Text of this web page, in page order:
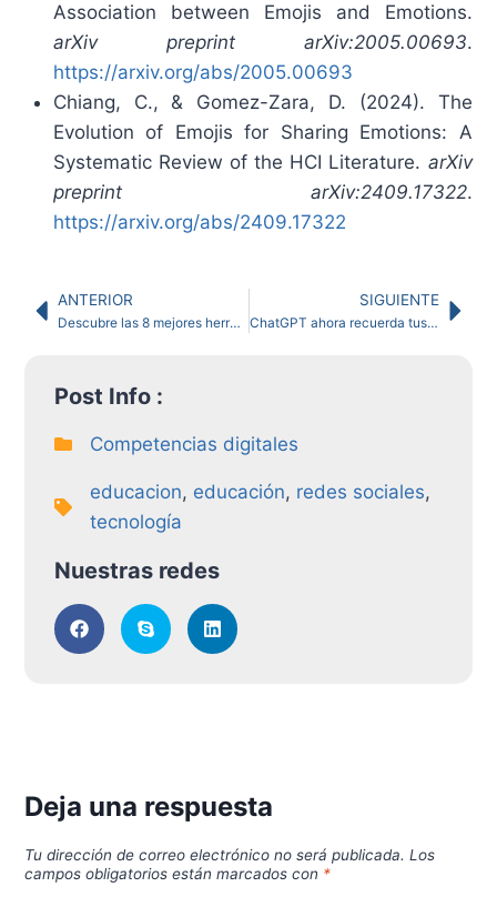
Association between Emojis and Emotions.
arXiv preprint arXiv:2005.00693.
https://arxiv.org/abs/2005.00693
Chiang, C., & Gomez-Zara, D. (2024). The
Evolution of Emojis for Sharing Emotions: A
Systematic Review of the HCI Literature. arXiv
preprint arXiv:2409.17322.
https://arxiv.org/abs/2409.17322
ANTERIOR
Descubre las 8 mejores herramientas de IA para educadores
SIGUIENTE
ChatGPT ahora recuerda tus conversaciones y transforma tu experiencia digital
Post Info :
Competencias digitales
educacion, educación, redes sociales,
tecnología
Nuestras redes
Deja una respuesta
Tu dirección de correo electrónico no será publicada. Los
campos obligatorios están marcados con *